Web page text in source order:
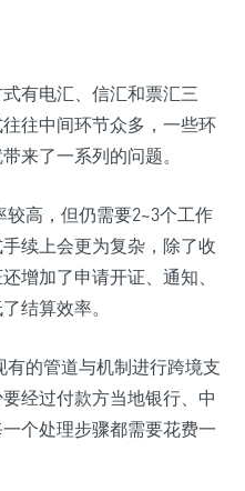
有电汇、信汇和票汇三
往中间环节众多，一些环
来了一系列的问题。
高，但仍需要2~3个工作
续上会更为复杂，除了收
增加了申请开证、通知、
结算效率。
的管道与机制进行跨境支
经过付款方当地银行、中
个处理步骤都需要花费一